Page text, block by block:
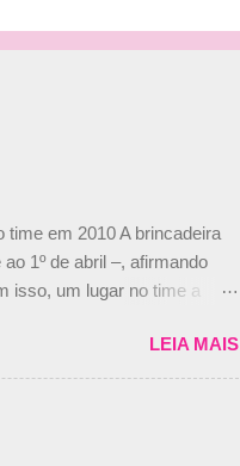
em 2010 A brincadeira
1º de abril –, afirmando
isso, um lugar no time a
Bruno Senna em 2010. "Na
de ter assinado com Bruno
nada contra o filho do
LEIA MAIS